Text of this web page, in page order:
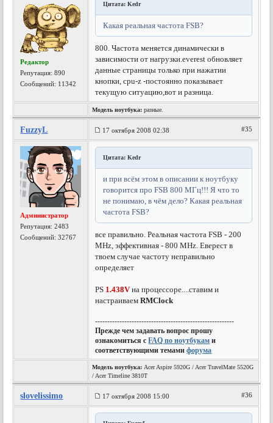
Редактор
Репутация:890
Сообщений: 11342
Цитата: Kedr
Какая реальная частота FSB?
800. Частота меняется динамически в
зависимости от нагрузки.everest обновляет
данные страницы только при нажатии
кнопки, cpu-z -постоянно показывает
текущую ситуацию,вот и разница.
Модель ноутбука: разные.
FuzzyL 17 октября 2008 02:38 #35
Администратор
Репутация:2483
Сообщений: 32767
Цитата: Kedr
и при всём этом в описании к ноутбуку
говорится про FSB 800 МГц!!! Я что то
не понимаю, в чём дело? Какая реальная
частота FSB?
все правильно. Реальная частота FSB - 200
MHz, эффективная - 800 MHz. Еверест в
твоем случае частоту неправильно
определяет
PS 1.438Vна процессоре....ставим и
настраиваемRMClock
---------------------------------------------------------
Прежде чем задавать вопрос прошу
ознакомиться сFAQ по ноутбукам и
соответствующими темамифорума
Модель ноутбука: Acer Aspire 5920G / Acer TravelMate 5520G
/ Acer Timeline 3810T
slovelissimo 17 октября 2008 15:00 #36